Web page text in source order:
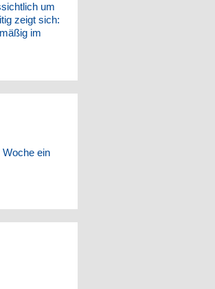
um
zeigt sich:
im
ein